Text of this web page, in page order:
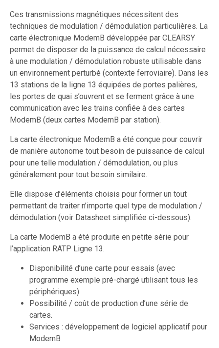
Ces transmissions magnétiques nécessitent des
techniques de modulation / démodulation particulières. La
carte électronique ModemB développée par CLEARSY
permet de disposer de la puissance de calcul nécessaire
à une modulation / démodulation robuste utilisable dans
un environnement perturbé (contexte ferroviaire). Dans les
13 stations de la ligne 13 équipées de portes palières,
les portes de quai s’ouvrent et se ferment grâce à une
communication avec les trains confiée à des cartes
ModemB (deux cartes ModemB par station).
La carte électronique ModemB a été conçue pour couvrir
de manière autonome tout besoin de puissance de calcul
pour une telle modulation / démodulation, ou plus
généralement pour tout besoin similaire.
Elle dispose d’éléments choisis pour former un tout
permettant de traiter n’importe quel type de modulation /
démodulation (voir Datasheet simplifiée ci-dessous).
La carte ModemB a été produite en petite série pour
l’application RATP Ligne 13.
Disponibilité d’une carte pour essais (avec
programme exemple pré-chargé utilisant tous les
périphériques)
Possibilité / coût de production d’une série de
cartes.
Services : développement de logiciel applicatif pour
ModemB